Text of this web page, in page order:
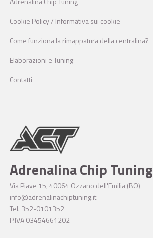
Adrenalina Chip Tuning
Via Piave 15, 40064 Ozzano dell'Emilia (BO)
info@adrenalinachiptuning.it
Tel. 352-0101352
P.IVA 03454661202
Cookie Policy / Informativa sui cookie
Come funziona la rimappatura della centralina?
Elaborazioni e Tuning
Contatti